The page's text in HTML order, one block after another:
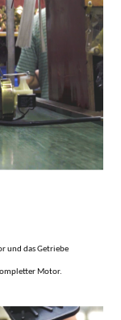
und das Getriebe
Motor.